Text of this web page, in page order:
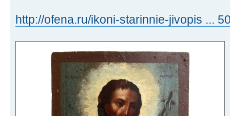
http://ofena.ru/ikoni-starinnie-jivopis ...